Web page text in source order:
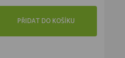
PŘIDAT DO KOŠÍKU